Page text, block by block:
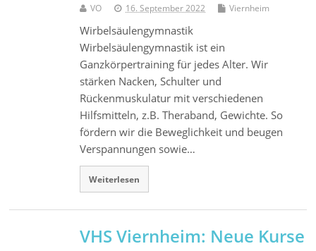
VO 16. September 2022 Viernheim
Wirbelsäulengymnastik
Wirbelsäulengymnastik ist ein
Ganzkörpertraining für jedes Alter. Wir
stärken Nacken, Schulter und
Rückenmuskulatur mit verschiedenen
Hilfsmitteln, z.B. Theraband, Gewichte. So
fördern wir die Beweglichkeit und beugen
Verspannungen sowie…
Weiterlesen
VHS Viernheim: Neue Kurse